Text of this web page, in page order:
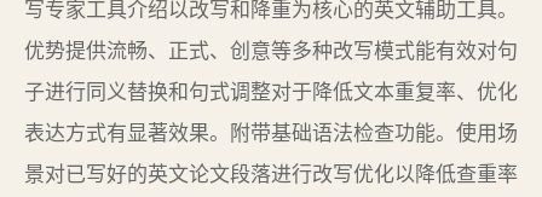
写专家工具介绍以改写和降重为核心的英文辅助工具。
优势提供流畅、正式、创意等多种改写模式能有效对句
子进行同义替换和句式调整对于降低文本重复率、优化
表达方式有显著效果。附带基础语法检查功能。使用场
景对已写好的英文论文段落进行改写优化以降低查重率